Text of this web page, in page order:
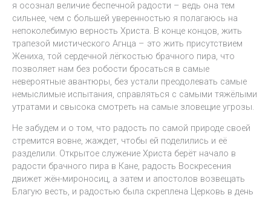
я осознал величие беспечной радости – ведь она тем
сильнее, чем с большей уверенностью я полагаюсь на
непоколебимую верность Христа. В конце концов, жить
трапезой мистического Агнца – это жить присутствием
Жениха, той сердечной лёгкостью брачного пира, что
позволяет нам без робости бросаться в самые
невероятные авантюры, без устали преодолевать самые
немыслимые испытания, справляться с самыми тяжёлыми
утратами и свысока смотреть на самые зловещие угрозы.
Не забудем и о том, что радость по самой природе своей
стремится вовне, жаждет, чтобы ей поделились и её
разделили. Открытое служение Христа берёт начало в
радости брачного пира в Кане, радость Воскресения
движет жён-мироносиц, а затем и апостолов возвещать
Благую весть, и радостью была скреплена Церковь в день